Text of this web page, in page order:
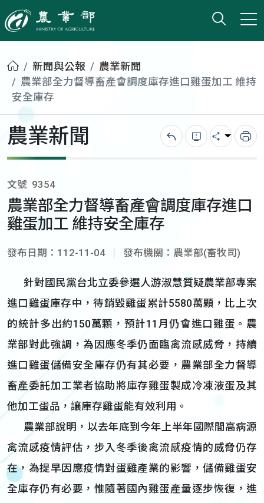
農業部
打開
小版
首頁新聞與公報
農業新聞
農業部全力督導畜產會調度庫存進口雞蛋加工 維持
安全庫存
農業新聞 回上一頁錯誤回報
分享 列
文號 9354
農業部全力督導畜產會調度庫存進口
雞蛋加工 維持安全庫存
發布日期：112-11-04 發布機關：農業部(畜牧司)
針對國民黨台北立委參選人游淑慧質疑農業部專案
進口雞蛋庫存中，待銷毀雞蛋累計5580萬顆，比上次
的統計多出約150萬顆，預計11月仍會進口雞蛋。農
業部對此強調，為因應冬季仍面臨禽流感威脅，持續
進口雞蛋儲備安全庫存仍有其必要，農業部全力督導
畜產委託加工業者協助將庫存雞蛋製成冷凍液蛋及其
他加工蛋品，讓庫存雞蛋能有效利用。
農業部說明，以去年底到今年上半年國際間高病源
禽流感疫情評估，步入冬季後禽流感疫情的威脅仍存
在，為提早因應疫情對蛋雞產業的影響，儲備雞蛋安
全庫存仍有必要，惟隨著國內雞蛋產量逐步恢復，進